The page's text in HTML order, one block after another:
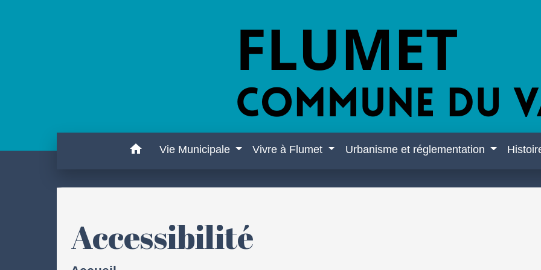
home Vie Municipale Vivre à Flumet Urbanisme et réglementation
Accessibilité